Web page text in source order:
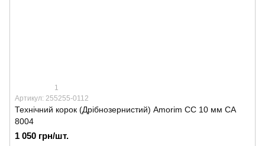
1
Артикул: 255255-0112
Технічний корок (Дрібнозернистий) Amorim CC 10 мм СА
8004
1 050 грн/шт.